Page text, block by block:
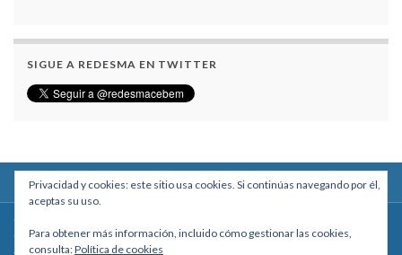
SIGUE A REDESMA EN TWITTER
Calle Macario Pinilla # 2588 esq. Av. Arce, Edificio Arcadia, Mezzanine, Of. 101
- La Paz, Bolivia
Privacidad y cookies: este sitio usa cookies. Si continúas navegando por él,
aceptas su uso.
Para obtener más información, incluido cómo gestionar las cookies,
consulta:Política de cookies